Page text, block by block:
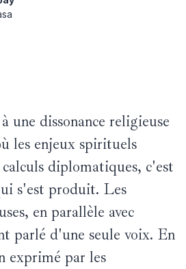
une dissonance religieuse
les enjeux spirituels
diplomatiques, c'est
s'est produit. Les
en parallèle avec
parlé d'une seule voix. En
exprimé par les